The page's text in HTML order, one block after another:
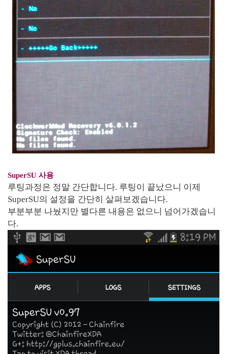
SuperSU 사용
루팅과정은 정말 간단합니다. 루팅이 끝났으니 이제
SuperSU의 설정을 간단히 살펴보겠습니다.
부분부분 나눴지만 별다른 내용은 없으니 넘어가겠습니
다.